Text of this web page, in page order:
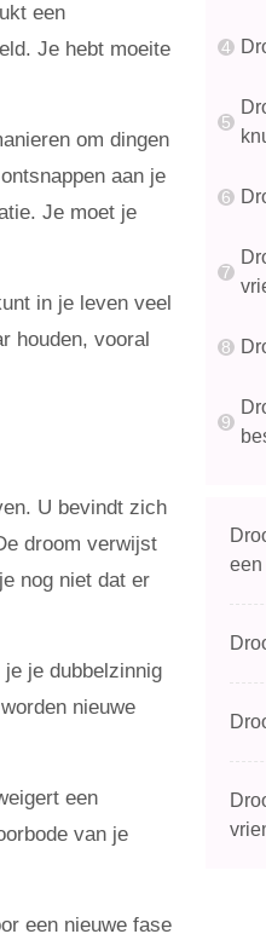
een
Je hebt moeite
om dingen
aan je
Je moet je
in je leven veel
houden, vooral
U bevindt zich
droom verwijst
nog niet dat er
je dubbelzinnig
nieuwe
een
van je
een nieuwe fase
een